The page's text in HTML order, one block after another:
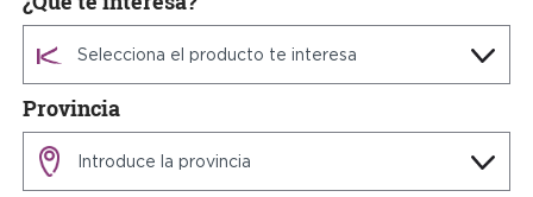
Provincia